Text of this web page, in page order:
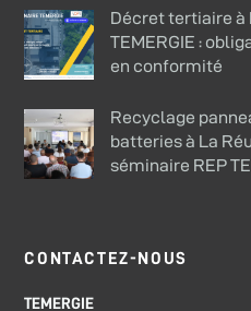
Décret tertiaire à
TEMERGIE :
en conformité
Recyclage
batteries à La
séminaire REP
CONTACTEZ-NOUS
TEMERGIE